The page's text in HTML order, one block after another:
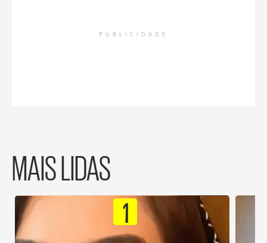
PUBLICIDADE
MAIS LIDAS
1